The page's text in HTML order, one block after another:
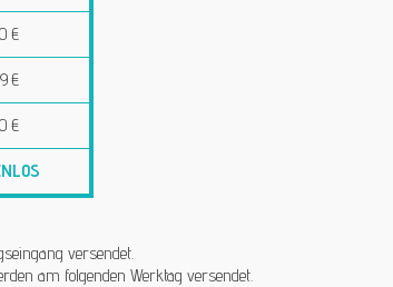
€
€
€
versendet.
am folgenden Werktag versendet.